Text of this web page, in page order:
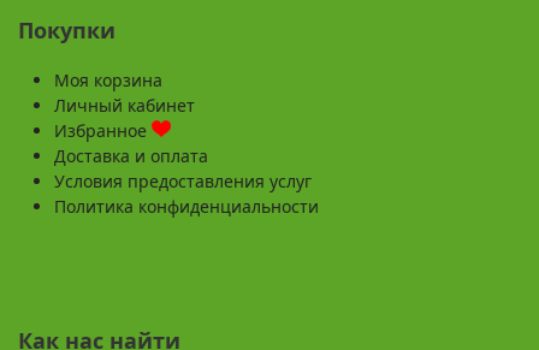
Покупки
Моя корзина
Личный кабинет
Избранное
Доставка и оплата
Условия предоставления услуг
Политика конфиденциальности
Как нас найти